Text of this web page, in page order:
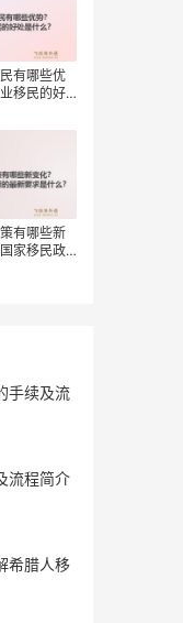
有哪些优
移民的好
有哪些新
家移民政
手续及流
流程简介
希腊人移